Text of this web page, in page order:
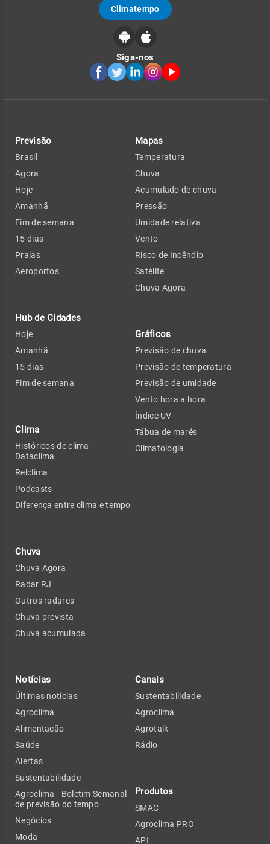
Climatempo
Siga-nos
Previsão
Brasil
Agora
Hoje
Amanhã
Fim de semana
15 dias
Praias
Aeroportos
Hub de Cidades
Hoje
Amanhã
15 dias
Fim de semana
Clima
Históricos de clima -
Dataclima
Relclima
Podcasts
Diferença entre clima e tempo
Chuva
Chuva Agora
Radar RJ
Outros radares
Chuva prevista
Chuva acumulada
Mapas
Temperatura
Chuva
Acumulado de chuva
Pressão
Umidade relativa
Vento
Risco de Incêndio
Satélite
Chuva Agora
Gráficos
Previsão de chuva
Previsão de temperatura
Previsão de umidade
Vento hora a hora
Índice UV
Tábua de marés
Climatologia
Notícias
Últimas notícias
Agroclima
Alimentação
Saúde
Alertas
Sustentabilidade
Agroclima - Boletim Semanal
de previsão do tempo
Negócios
Moda
Canais
Sustentabilidade
Agroclima
Agrotalk
Rádio
Produtos
SMAC
Agroclima PRO
API